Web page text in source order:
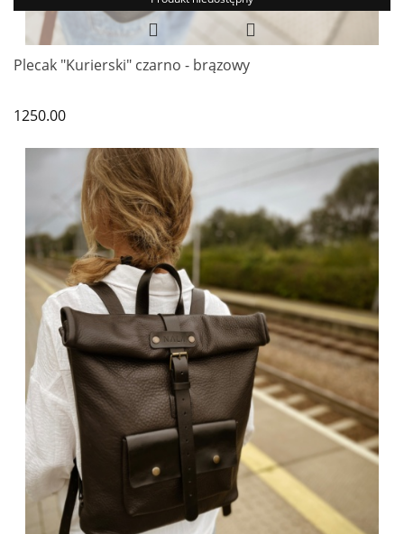
Plecak "Kurierski" czarno - brązowy
1250.00